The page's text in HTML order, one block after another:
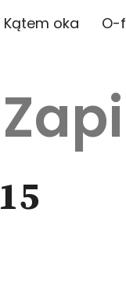
Kątem oka O-